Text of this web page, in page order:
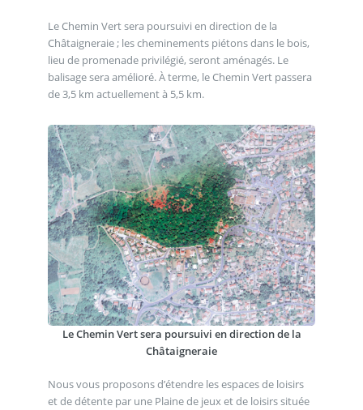
Le Chemin Vert sera poursuivi en direction de la
Châtaigneraie ; les cheminements piétons dans le bois,
lieu de promenade privilégié, seront aménagés. Le
balisage sera amélioré. À terme, le Chemin Vert passera
de 3,5 km actuellement à 5,5 km.
Le Chemin Vert sera poursuivi en direction de la
Châtaigneraie
Nous vous proposons d’étendre les espaces de loisirs
et de détente par une Plaine de jeux et de loisirs située